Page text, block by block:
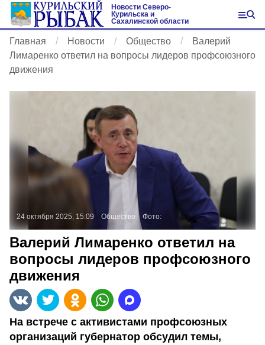
Новости Северо-
Курильска и
Сахалинской области
Главная Новости Общество
Валерий
Лимаренко ответил на вопросы лидеров профсоюзного
движения
24 октября 2025, 15:09 Общество Фото:
Валерий Лимаренко ответил на
вопросы лидеров профсоюзного
движения
На встрече с активистами профсоюзных
организаций губернатор обсудил темы,